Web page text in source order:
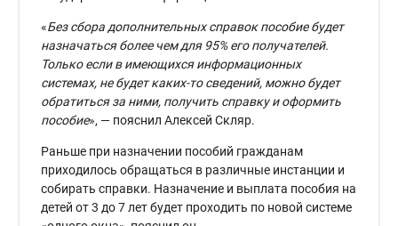
«Без сбора дополнительных справок пособие будет
назначаться более чем для 95% его получателей.
Только если в имеющихся информационных
системах, не будет каких-то сведений, можно будет
обратиться за ними, получить справку и оформить
пособие», — пояснил Алексей Скляр.
Раньше при назначении пособий гражданам
приходилось обращаться в различные инстанции и
собирать справки. Назначение и выплата пособия на
детей от 3 до 7 лет будет проходить по новой системе